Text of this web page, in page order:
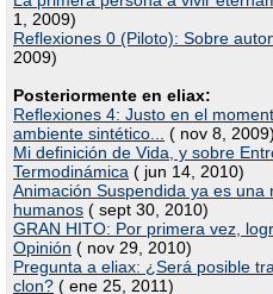
1, 2009)
Reflexiones 0 (Piloto): Sobre
2009)
Posteriormente en eliax:
Reflexiones 4: Justo en el
ambiente sintético...
( nov 8, 2009)
Mi definición de Vida, y sobre
Termodinámica ( jun 14, 2010)
Animación Suspendida ya es
humanos ( sept 30, 2010)
GRAN HITO: Por primera vez,
Opinión ( nov 29, 2010)
Pregunta a eliax: ¿Será posible
clon? ( ene 25, 2011)